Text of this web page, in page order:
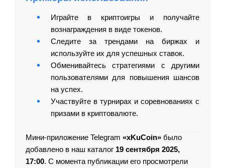
Играйте в криптоигры и получайте
вознаграждения в виде токенов.
Следите за трендами на биржах и
используйте их для успешных ставок.
Обменивайтесь стратегиями с другими
пользователями для повышения шансов
на успех.
Участвуйте в турнирах и соревнованиях с
призами в криптовалюте.
Мини-приложение Telegram «xKuCoin» было
добавлено в наш каталог 19 сентября 2025,
17:00. С момента публикации его просмотрели